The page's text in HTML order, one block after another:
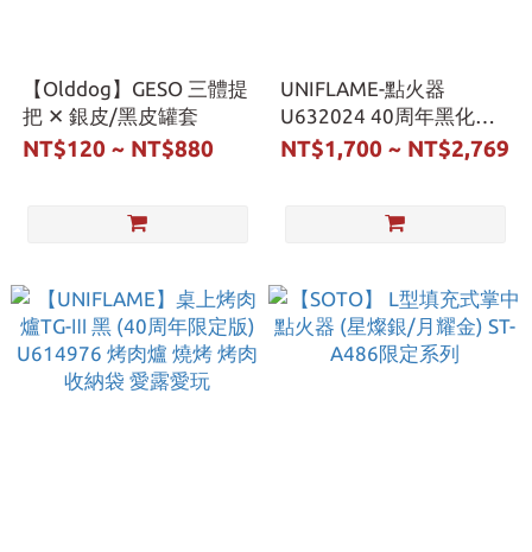
【Olddog】GESO 三體提
把 ✕ 銀皮/黑皮罐套
NT$120 ~ NT$880
UNIFLAME-點火器
U632024 40周年黑化限
定款 自動點火器 點火 焚
NT$1,700 ~ NT$2,769